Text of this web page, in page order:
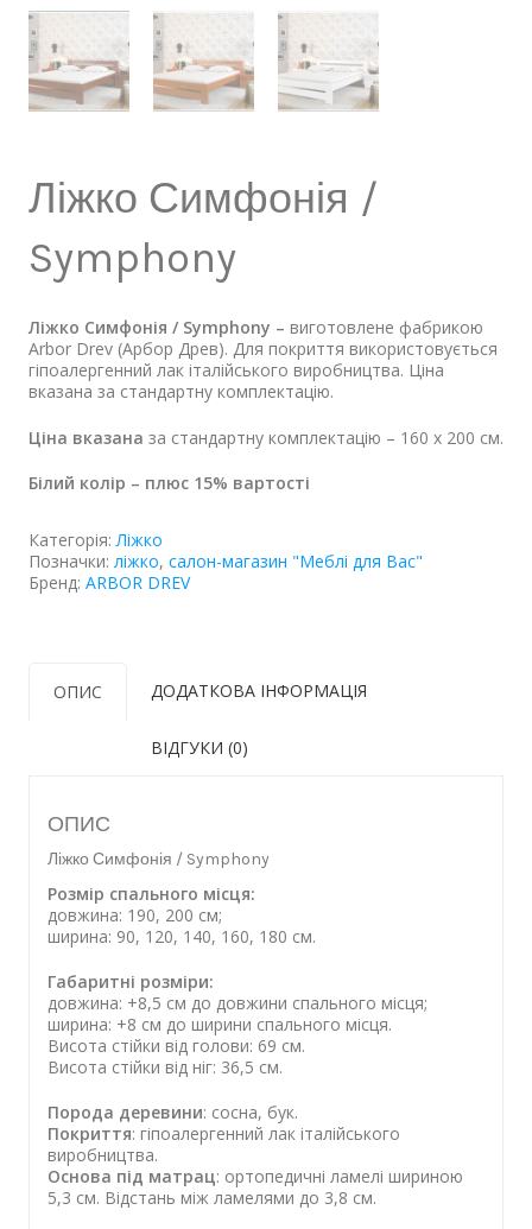
Ліжко Симфонія /
Symphony
Ліжко Симфонія / Symphony – виготовлене фабрикою
Arbor Drev (Арбор Древ). Для покриття використовується
гіпоалергенний лак італійського виробництва. Ціна
вказана за стандартну комплектацію.
Ціна вказана за стандартну комплектацію – 160 х 200 см.
Білий колір – плюс 15% вартості
Категорія: Ліжко
Позначки: ліжко, салон-магазин "Меблі для Вас"
Бренд: ARBOR DREV
ОПИС ДОДАТКОВА ІНФОРМАЦІЯ
ВІДГУКИ (0)
ОПИС
Ліжко Симфонія / Symphony
Розмір спального місця:
довжина: 190, 200 см;
ширина: 90, 120, 140, 160, 180 см.
Габаритні розміри:
довжина: +8,5 см до довжини спального місця;
ширина: +8 см до ширини спального місця.
Висота стійки від голови: 69 см.
Висота стійки від ніг: 36,5 см.
Порода деревини: сосна, бук.
Покриття: гіпоалергенний лак італійського
виробництва.
Основа під матрац: ортопедичні ламелі шириною
5,3 см. Відстань між ламелями до 3,8 см.